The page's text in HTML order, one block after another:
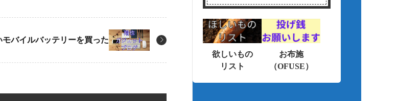
モバイルバッテリーを買った
欲しいもの
リスト
お布施
（OFUSE）